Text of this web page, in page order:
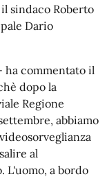
sindaco Roberto
Dario
ha commentato il
dopo la
Regione
abbiamo
al
L'uomo, a bordo